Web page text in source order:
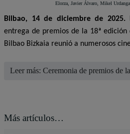
Elorza, Javier Álvaro, Mikel
Bilbao, 14 de diciembre de 2025.
entrega de premios de la 18ª
Bilbao Bizkaia reunió a numerosos
Leer más: Ceremonia de premios de
Más artículos…